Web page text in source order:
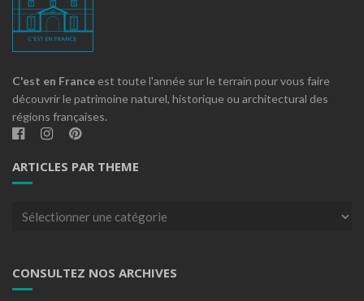
C'est en France est toute l'année sur le terrain pour vous faire
découvrir le patrimoine naturel, historique ou architectural des
régions françaises.
ARTICLES PAR THEME
Articles
CONSULTEZ NOS ARCHIVES